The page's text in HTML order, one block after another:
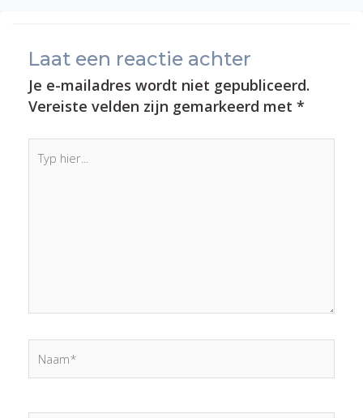
Laat een reactie achter
Je e-mailadres wordt niet gepubliceerd.
Vereiste velden zijn gemarkeerd met *
hier...